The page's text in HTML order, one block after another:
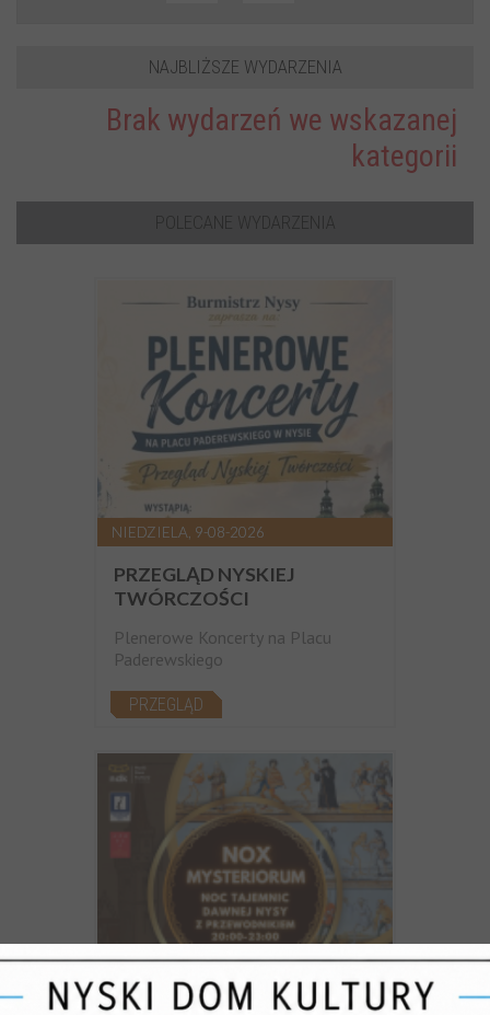
NAJBLIŻSZE WYDARZENIA
Brak wydarzeń we wskazanej
kategorii
POLECANE WYDARZENIA
NIEDZIELA, 9-08-2026
PRZEGLĄD NYSKIEJ
TWÓRCZOŚCI
Plenerowe Koncerty na Placu
Paderewskiego
PRZEGLĄD
PIĄTEK, 21-08-2026, 20:00